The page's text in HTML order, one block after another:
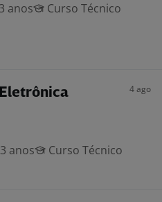
anos
Curso Técnico
4 ago
anos
Curso Técnico